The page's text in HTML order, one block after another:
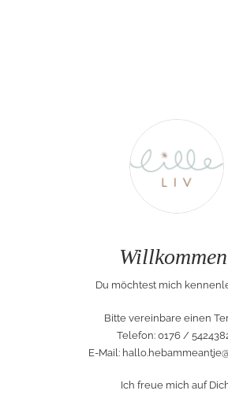
Du möchtest mich
Bitte vereinbare einen
Telefon: 0176 /
E-Mail:
Ich freue mich auf